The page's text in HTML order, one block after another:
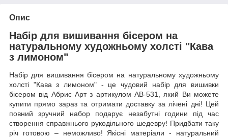
Опис
Набір для вишивання бісером на
натуральному художньому холсті "Кава
з лимоном"
Набір для вишивання бісером на натуральному художньому
холсті "Кава з лимоном" - це чудовий набір для вишивки
бісером від Абрис Арт з артикулом AB-531, який Ви можете
купити прямо зараз та отримати доставку за лічені дні! Цей
повний зручний набор подарує незабутні години під час
створення справжнього рукодільного шедевру! Придбати таку
річ готовою – неможливо! Якісні матеріали - натуральний